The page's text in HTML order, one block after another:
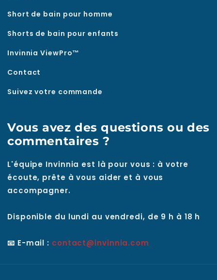
Short de bain pour homme
Shorts de bain pour enfants
Invinnia ViewPro™
Contact
Suivez votre commande
Vous avez des questions ou des
commentaires ?
L'équipe Invinnia est là pour vous : à votre
écoute, prête à vous aider et à vous
accompagner.
Disponible du lundi au vendredi, de 9 h à 18 h
📧 E-mail : contact@invinnia.com